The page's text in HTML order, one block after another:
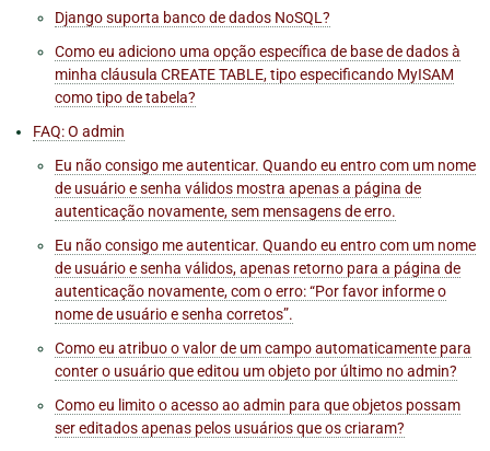
Django suporta banco de dados NoSQL?
Como eu adiciono uma opção específica de base de dados à
minha cláusula CREATE TABLE, tipo especificando MyISAM
como tipo de tabela?
FAQ: O admin
Eu não consigo me autenticar. Quando eu entro com um nome
de usuário e senha válidos mostra apenas a página de
autenticação novamente, sem mensagens de erro.
Eu não consigo me autenticar. Quando eu entro com um nome
de usuário e senha válidos, apenas retorno para a página de
autenticação novamente, com o erro: “Por favor informe o
nome de usuário e senha corretos”.
Como eu atribuo o valor de um campo automaticamente para
conter o usuário que editou um objeto por último no admin?
Como eu limito o acesso ao admin para que objetos possam
ser editados apenas pelos usuários que os criaram?